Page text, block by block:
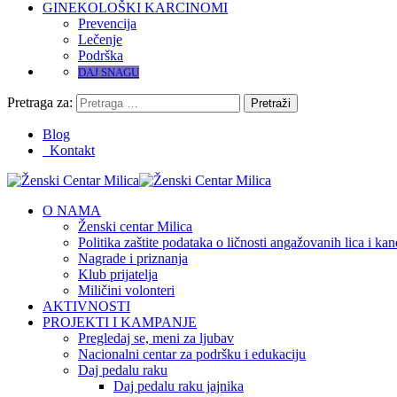
GINEKOLOŠKI KARCINOMI
Prevencija
Lečenje
Podrška
DAJ SNAGU
Pretraga za:
Blog
Kontakt
O NAMA
Ženski centar Milica
Politika zaštite podataka o ličnosti angažovanih lica i
Nagrade i priznanja
Klub prijatelja
Miličini volonteri
AKTIVNOSTI
PROJEKTI I KAMPANJE
Pregledaj se, meni za ljubav
Nacionalni centar za podršku i edukaciju
Daj pedalu raku
Daj pedalu raku jajnika